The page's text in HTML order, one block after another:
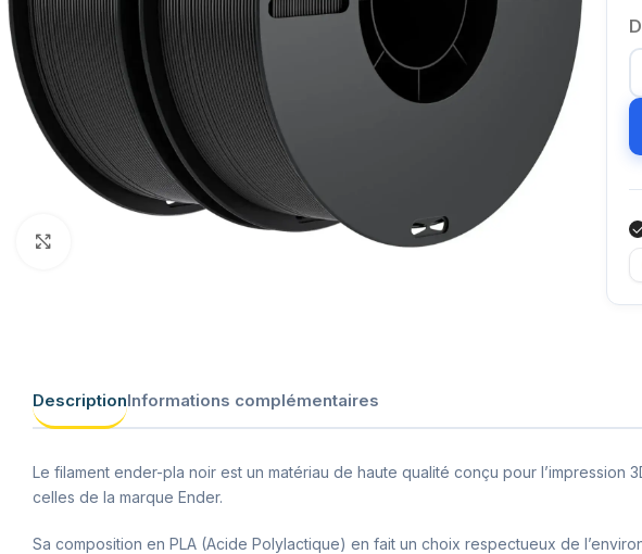
DescriptionInformations complémentaires
Le filament ender-pla noir est un matériau de haute qualité conçu pour l’impression
celles de la marque Ender.
Sa composition en PLA (Acide Polylactique) en fait un choix respectueux de